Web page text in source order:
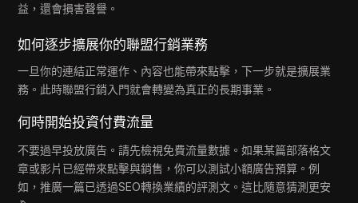
益，還會損害聲譽。
如何逐步擴展你的聯盟行銷業務
一旦你的連結正常運作、內容也能帶來點擊，下一步就是擴展業
務。此時聯盟行銷入門就會轉變為真正的長期事業。
何時開始投資付費流量
不要過早投放廣告。請先檢視免費流量數據。如果某篇部落格文
章或影片已經帶來點擊與銷售，你可以測試小額廣告預算。例
如，推廣一篇已透過SEO轉換業績的評測文。這比隨意猜測更安